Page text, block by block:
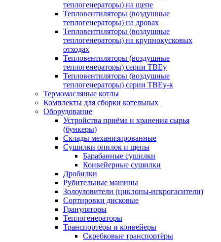
теплогенераторы) на щепе
Тепловентиляторы (воздушные
теплогенераторы) на дровах
Тепловентиляторы (воздушные
теплогенераторы) на крупнокусковых
отходах
Тепловентиляторы (воздушные
теплогенераторы) серии ТВЕу
Тепловентиляторы (воздушные
теплогенераторы) серии ТВЕу-к
Термомасляные котлы
Комплекты для сборки котельных
Оборудование
Устройства приёма и хранения сырья
(бункеры)
Склады механизированные
Сушилки опилок и щепы
Барабанные сушилки
Конвейерные сушилки
Дробилки
Рубительные машины
Золоуловители (циклоны-искрогасители)
Сортировки дисковые
Грануляторы
Теплогенераторы
Транспортёры и конвейеры
Скребковые транспортёры